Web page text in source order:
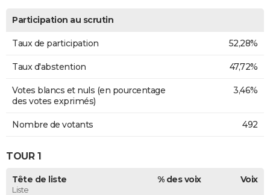
Participation au scrutin
Taux de participation 52,28%
Taux d'abstention 47,72%
Votes blancs et nuls (en pourcentage
des votes exprimés)
3,46%
Nombre de votants 492
TOUR 1
Tête de liste
Liste
% des voix Voix